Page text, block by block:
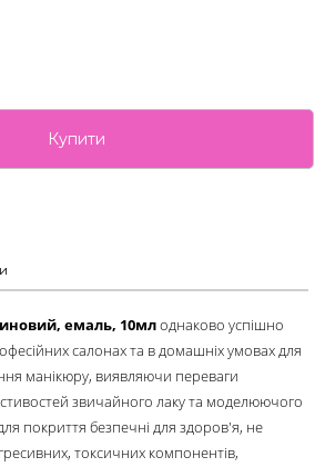
Купити
емаль, 10млоднаково успішно
салонах та в домашніх умовах для
манікюру, виявляючи переваги
звичайного лаку та моделюючого
покриття безпечні для здоров'я, не
токсичних компонентів,